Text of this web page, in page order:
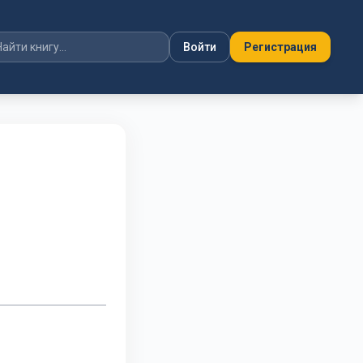
Войти Регистрация